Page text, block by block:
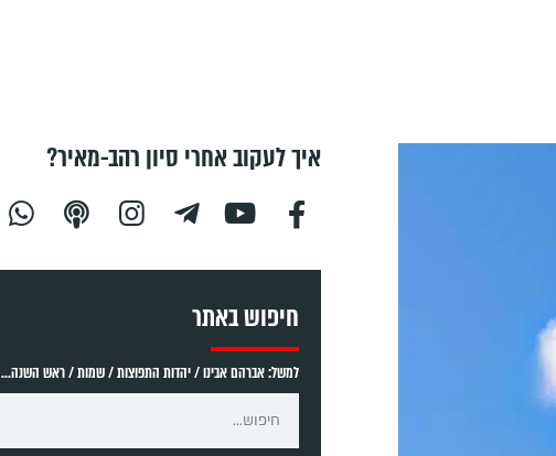
איך לעקוב אחרי סיון רהב-מאיר?
חיפוש באתר
למשל: אברהם אבינו / יהדות התפוצות / שמות / ראש השנה...